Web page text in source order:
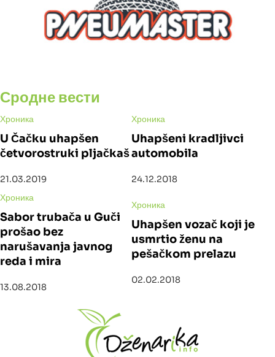
Сродне вести
Хроника
U Čačku uhapšen
četvorostruki pljačkaš
21.03.2019
Хроника
Uhapšeni kradljivci
automobila
24.12.2018
Хроника
Sabor trubača u Guči
prošao bez
narušavanja javnog
reda i mira
13.08.2018
Хроника
Uhapšen vozač koji je
usmrtio ženu na
pešačkom prelazu
02.02.2018